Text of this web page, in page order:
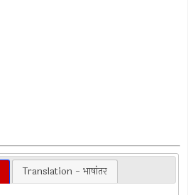
Translation - भाषांतर